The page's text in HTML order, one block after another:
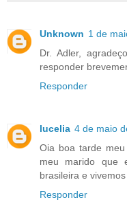
Unknown 1 de
Dr. Adler,
responder
Responder
lucelia 4 de maio
Oia boa tarde
meu marido que
brasileira e
Responder